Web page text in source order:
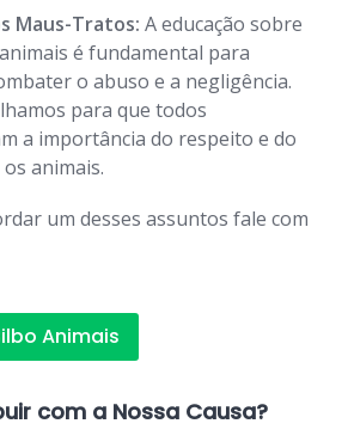
Maus-Tratos: A educação sobre
é fundamental para
o abuso e a negligência.
para que todos
a importância do respeito e do
animais.
um desses assuntos fale com
Animais
com a Nossa Causa?